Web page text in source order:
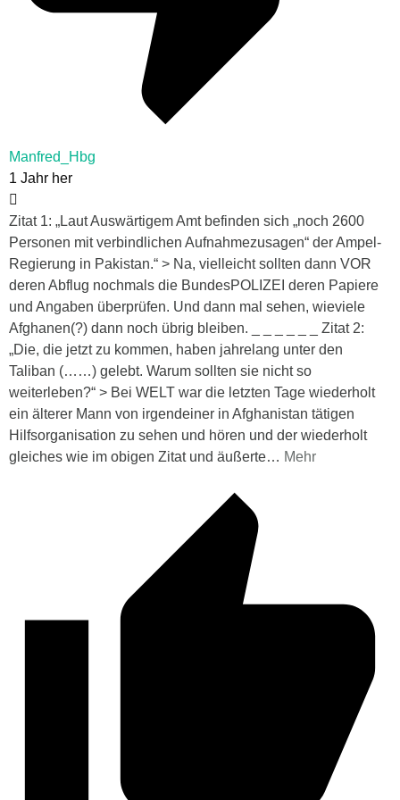
Manfred_Hbg
1 Jahr her
Zitat 1: „Laut Auswärtigem Amt befinden sich „noch 2600
Personen mit verbindlichen Aufnahmezusagen“ der Ampel-
Regierung in Pakistan.“ > Na, vielleicht sollten dann VOR
deren Abflug nochmals die BundesPOLIZEI deren Papiere
und Angaben überprüfen. Und dann mal sehen, wieviele
Afghanen(?) dann noch übrig bleiben. _ _ _ _ _ _ Zitat 2:
„Die, die jetzt zu kommen, haben jahrelang unter den
Taliban (……) gelebt. Warum sollten sie nicht so
weiterleben?“ > Bei WELT war die letzten Tage wiederholt
ein älterer Mann von irgendeiner in Afghanistan tätigen
Hilfsorganisation zu sehen und hören und der wiederholt
gleiches wie im obigen Zitat und äußerte… Mehr